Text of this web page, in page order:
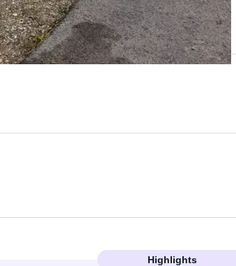
Highlights